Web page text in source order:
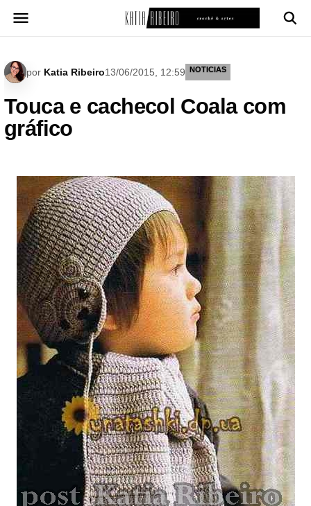
para
por Katia Ribeiro13/06/2015, 12:59 NOTICIAS
Touca e cachecol Coala com
gráfico